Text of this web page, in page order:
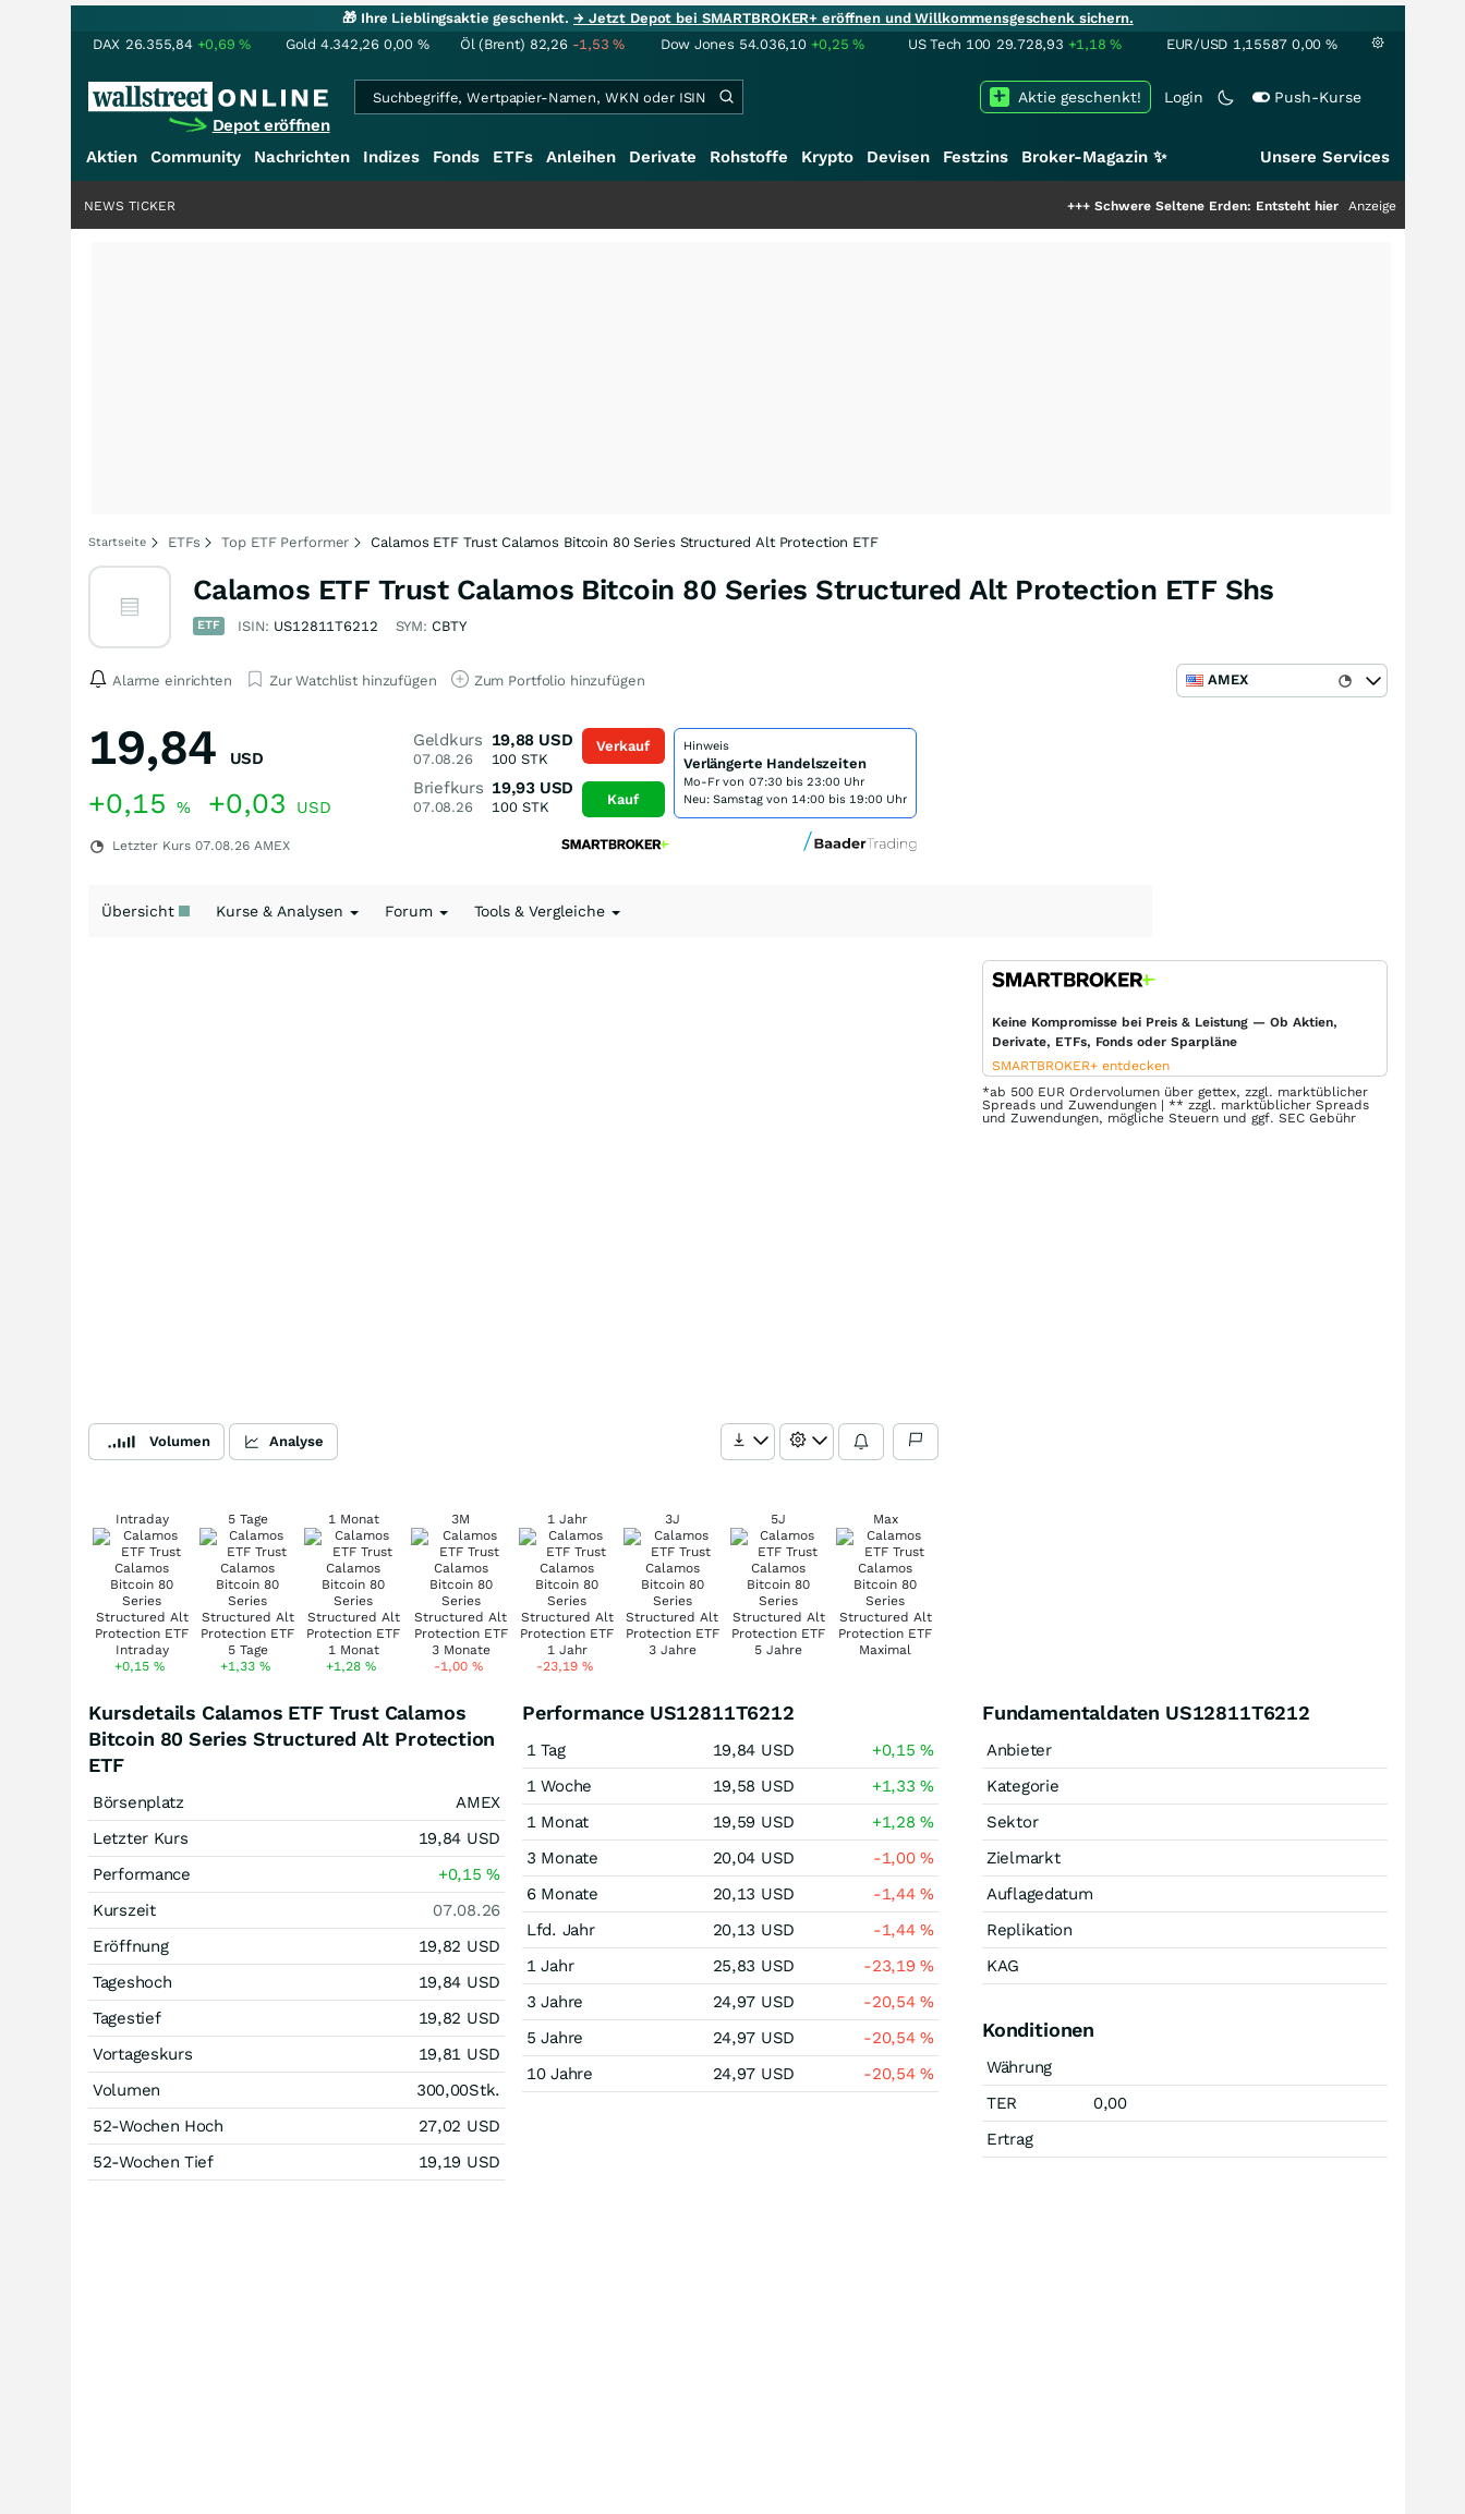
🎁 Ihre Lieblingsaktie geschenkt.→ Jetzt Depot bei SMARTBROKER+ eröffnen und Willkommensgeschenk sichern.
DAX 26.355,84 +0,69% Gold 4.342,26 0,00 % Öl (Brent) 82,26 -1,53% Dow Jones 54.036,10 +0,25% US Tech 100 29.728,93 +1,18% EUR/USD 1,15587 0,00 %
Depot eröffnen
Login Push-Kurse
Aktie geschenkt!
Aktien Community Nachrichten Indizes Fonds ETFs Anleihen Derivate Rohstoffe Krypto Devisen Festzins Broker-Magazin ✨ Unsere Services
Schwere Seltene Erden: Entsteht hier die nächste Milliardenstory?
Anzeige
NEWS TICKER
Startseite ETFs Top ETF Performer Calamos ETF Trust Calamos Bitcoin 80 Series Structured Alt Protection ETF
Calamos ETF Trust Calamos Bitcoin 80 Series Structured Alt Protection ETF Shs
ETF ISIN: US12811T6212 SYM: CBTY
Alarme einrichten Zur Watchlist hinzufügen Zum Portfolio hinzufügen AMEX
19,84 USD
+0,15 % +0,03 USD
Letzter Kurs 07.08.26 AMEX
Geldkurs
07.08.26
19,88 USD
100 STK
Briefkurs
07.08.26
19,93 USD
100STK
Verkauf
Kauf
Hinweis
Verlängerte Handelszeiten
Mo-Fr von 07:30 bis 23:00 Uhr
Neu: Samstag von 14:00 bis 19:00 Uhr
Übersicht Kurse & Analysen Forum Tools & Vergleiche
Volumen Analyse
Intraday
+0,15%
5 Tage
+1,33%
1 Monat
+1,28%
3M
-1,00%
1 Jahr
-23,19%
3J 5J Max
Keine Kompromisse bei Preis & Leistung — Ob Aktien,
Derivate, ETFs, Fonds oder Sparpläne
SMARTBROKER+ entdecken
*ab 500 EUR Ordervolumen über gettex, zzgl. marktüblicher
Spreads und Zuwendungen | ** zzgl. marktüblicher Spreads
und Zuwendungen, mögliche Steuern und ggf. SEC Gebühr
Kursdetails Calamos ETF Trust Calamos
Bitcoin 80 Series Structured Alt Protection
ETF
Börsenplatz
AMEX
Letzter Kurs
19,84 USD
Performance
+0,15%
Kurszeit
07.08.26
Eröffnung
19,82 USD
Tageshoch
19,84 USD
Tagestief
19,82 USD
Vortageskurs
19,81 USD
Volumen
300,00Stk.
52-Wochen Hoch
27,02 USD
52-Wochen Tief
19,19 USD
Performance US12811T6212
1 Tag 19,84 USD +0,15%
1 Woche
19,58 USD +1,33%
1 Monat
19,59 USD +1,28%
3 Monate
20,04 USD -1,00%
6 Monate
20,13 USD -1,44%
Lfd. Jahr
20,13 USD -1,44%
1 Jahr
25,83 USD -23,19%
3 Jahre
24,97 USD -20,54%
5 Jahre
24,97 USD -20,54%
10 Jahre
24,97 USD -20,54%
Fundamentaldaten US12811T6212
Anbieter
Kategorie
Sektor
Zielmarkt
Auflagedatum
Replikation
KAG
Konditionen
Währung
TER
0,00
Ertrag